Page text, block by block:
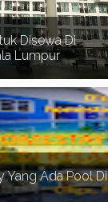
Disewa Di
Lumpur
terletak di Jalan
15 unit Studio
Penthouse da...
Yang Ada Pool Di